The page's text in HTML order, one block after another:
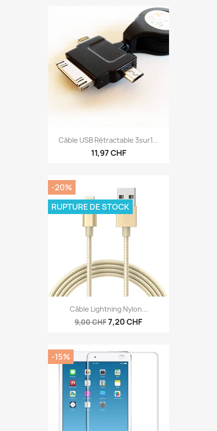
Câble USB Rétractable 3sur1...
11,97 CHF
Câble Lightning Nylon...
9,00 CHF7,20 CHF
-20%
RUPTURE DE STOCK
-15%